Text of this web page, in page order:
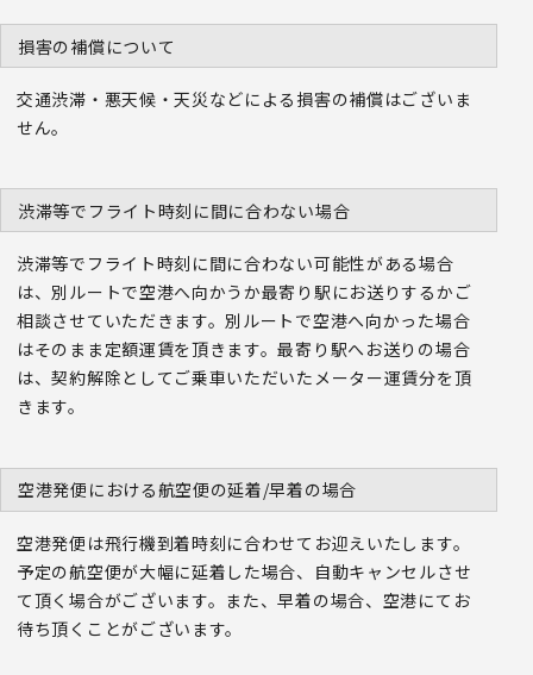
損害の補償について
交通渋滞・悪天候・天災などによる損害の補償はございま
せん。
渋滞等でフライト時刻に間に合わない場合
渋滞等でフライト時刻に間に合わない可能性がある場合
は、別ルートで空港へ向かうか最寄り駅にお送りするかご
相談させていただきます。別ルートで空港へ向かった場合
はそのまま定額運賃を頂きます。最寄り駅へお送りの場合
は、契約解除としてご乗車いただいたメーター運賃分を頂
きます。
空港発便における航空便の延着/早着の場合
空港発便は飛行機到着時刻に合わせてお迎えいたします。
予定の航空便が大幅に延着した場合、自動キャンセルさせ
て頂く場合がございます。また、早着の場合、空港にてお
待ち頂くことがございます。